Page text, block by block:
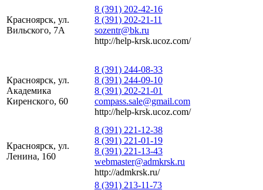
Красноярск, ул.
Вильского, 7А
8 (391) 202-42-16
8 (391) 202-21-11
sozentr@bk.ru
http://help-krsk.ucoz.com/
Красноярск, ул.
Академика
Киренского, 60
8 (391) 244-08-33
8 (391) 244-09-10
8 (391) 202-21-01
compass.sale@gmail.com
http://help-krsk.ucoz.com/
Красноярск, ул.
Ленина, 160
8 (391) 221-12-38
8 (391) 221-01-19
8 (391) 221-13-43
webmaster@admkrsk.ru
http://admkrsk.ru/
8 (391) 213-11-73